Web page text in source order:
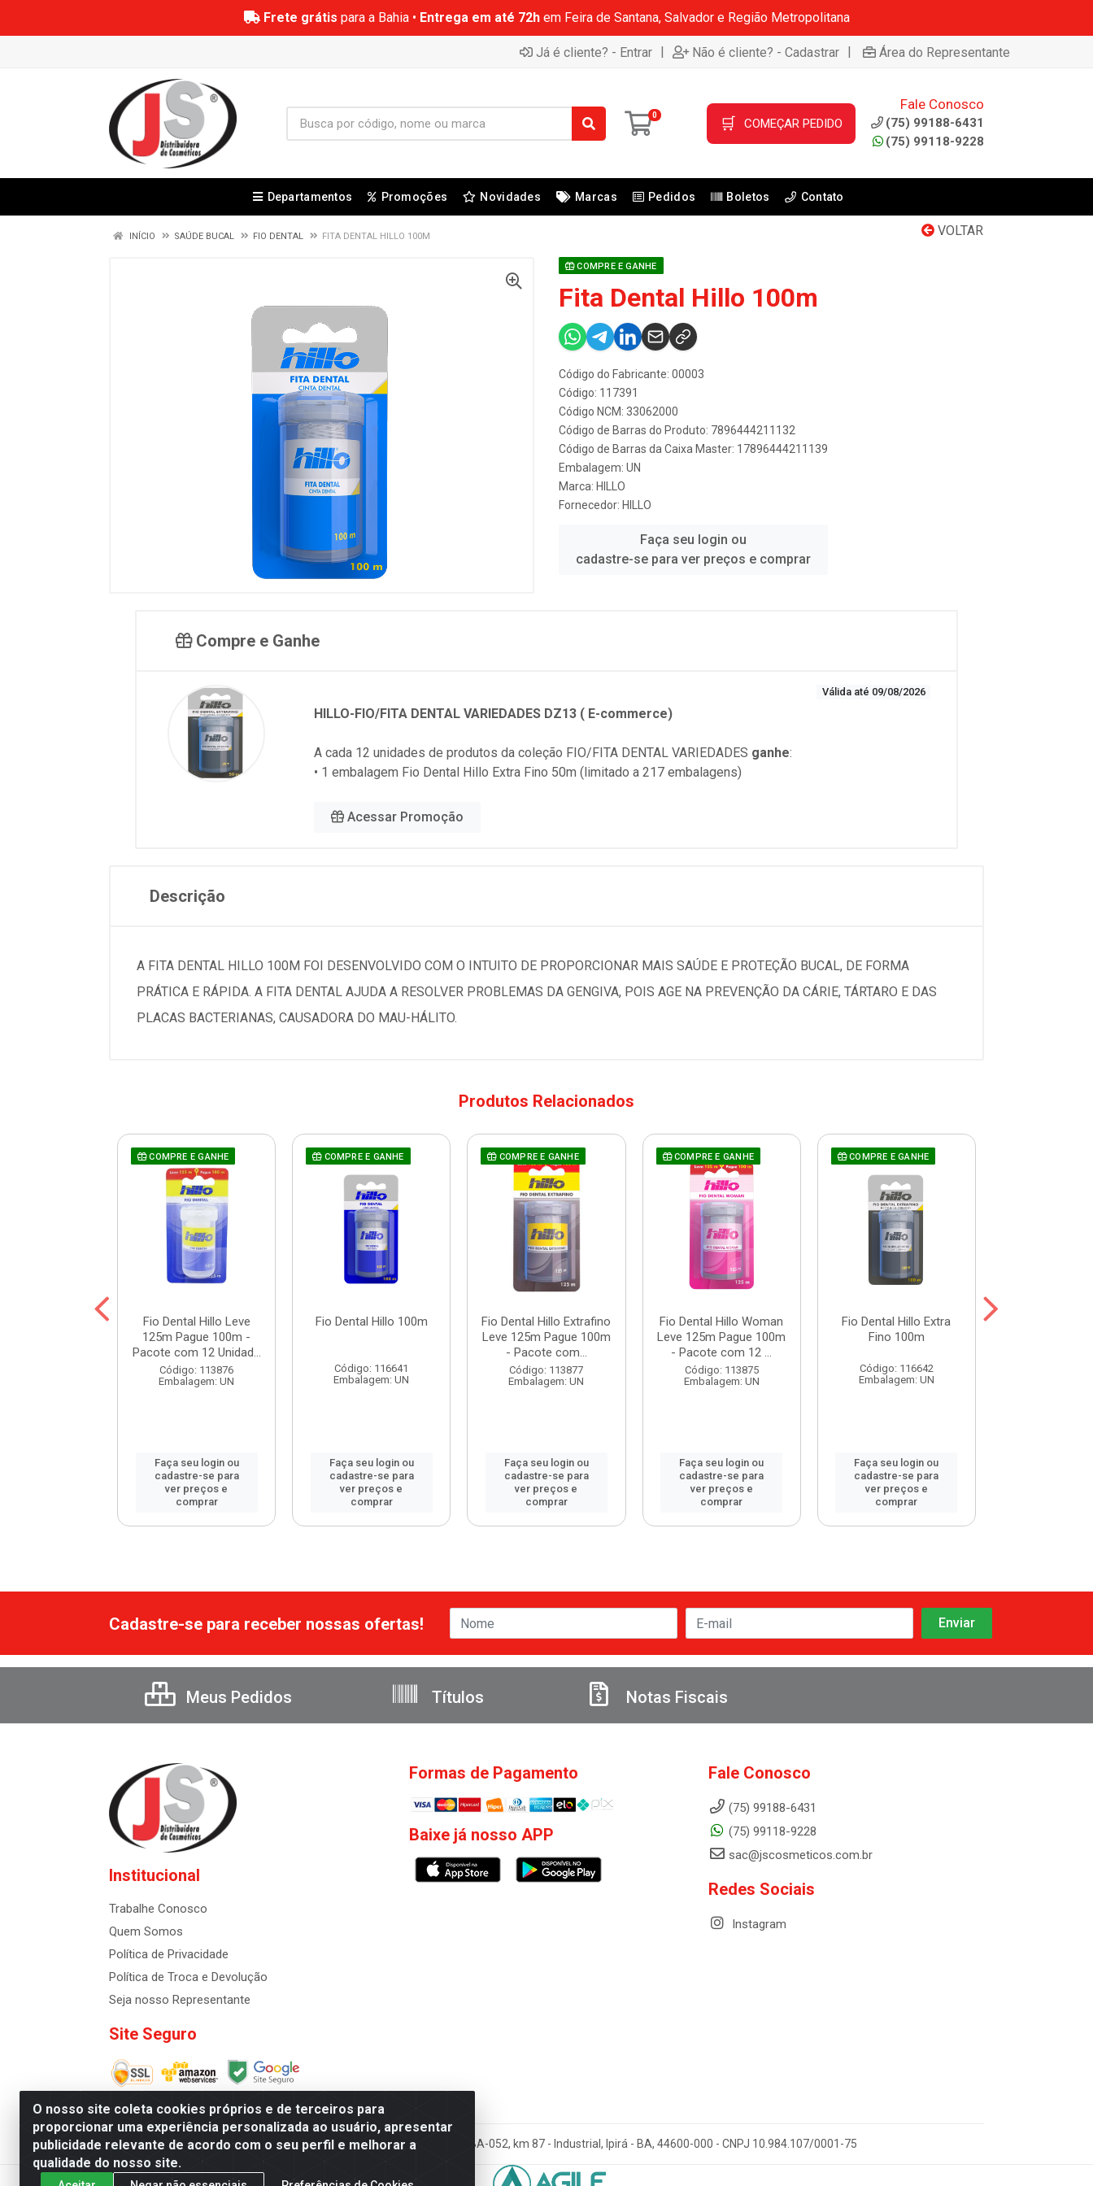
Frete grátis para a Bahia • Entrega em até 72hem Feira de Santana, Salvador e Região Metropolitana
Já é cliente? - Entrar | Não é cliente? - Cadastrar | Área do Representante
0 🛒 COMEÇAR PEDIDO
Fale Conosco
(75) 99188-6431
(75) 99118-9228
Departamentos Promoções Novidades Marcas Pedidos Boletos Contato
VOLTAR
INÍCIO SAÚDE BUCAL FIO DENTAL FITA DENTAL HILLO 100M
COMPRE E GANHE
Fita Dental Hillo 100m
Código do Fabricante: 00003
Código: 117391
Código NCM: 33062000
Código de Barras do Produto: 7896444211132
Código de Barras da Caixa Master: 17896444211139
Embalagem: UN
Marca: HILLO
Fornecedor: HILLO
Faça seu login ou
cadastre-se para ver preços e comprar
Compre e Ganhe
Válida até 09/08/2026
HILLO-FIO/FITA DENTAL VARIEDADES DZ13 ( E-commerce)
A cada 12 unidades de produtos da coleção FIO/FITA DENTAL VARIEDADES ganhe:
• 1 embalagem Fio Dental Hillo Extra Fino 50m (limitado a 217 embalagens)
Acessar Promoção
Descrição
A FITA DENTAL HILLO 100M FOI DESENVOLVIDO COM O INTUITO DE PROPORCIONAR MAIS SAÚDE E PROTEÇÃO BUCAL, DE FORMA
PRÁTICA E RÁPIDA. A FITA DENTAL AJUDA A RESOLVER PROBLEMAS DA GENGIVA, POIS AGE NA PREVENÇÃO DA CÁRIE, TÁRTARO E DAS
PLACAS BACTERIANAS, CAUSADORA DO MAU-HÁLITO.
Produtos Relacionados
COMPRE E GANHE
Fio Dental Hillo Leve
125m Pague 100m -
Pacote com 12 Unidad...
Código: 113876
Embalagem: UN
Faça seu login ou
cadastre-se para
ver preços e
comprar
COMPRE E GANHE
Fio Dental Hillo 100m
Código: 116641
Embalagem: UN
Faça seu login ou
cadastre-se para
ver preços e
comprar
COMPRE E GANHE
Fio Dental Hillo Extrafino
Leve 125m Pague 100m
- Pacote com...
Código: 113877
Embalagem: UN
Faça seu login ou
cadastre-se para
ver preços e
comprar
COMPRE E GANHE
Fio Dental Hillo Woman
Leve 125m Pague 100m
- Pacote com 12 ...
Código: 113875
Embalagem: UN
Faça seu login ou
cadastre-se para
ver preços e
comprar
COMPRE E GANHE
Fio Dental Hillo Extra
Fino 100m
Código: 116642
Embalagem: UN
Faça seu login ou
cadastre-se para
ver preços e
comprar
O nosso site coleta cookies próprios e de terceiros para
proporcionar uma experiência personalizada ao usuário, apresentar
publicidade relevante de acordo com o seu perfil e melhorar a
qualidade do nosso site.
Cadastre-se para receber nossas ofertas!
Meus Pedidos Títulos Notas Fiscais
Institucional
Trabalhe Conosco
Quem Somos
Política de Privacidade
Política de Troca e Devolução
Seja nosso Representante
Site Seguro
Formas de Pagamento
Baixe já nosso APP
Fale Conosco
(75) 99188-6431
(75) 99118-9228
sac@jscosmeticos.com.br
Redes Sociais
Instagram
Distribuidora de Cosméticos Antoneto LTDA - BA-052, km 87 - Industrial, Ipirá - BA, 44600-000 - CNPJ 10.984.107/0001-75